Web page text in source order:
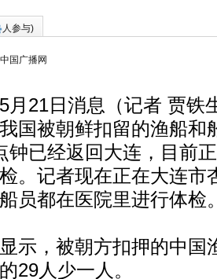
人参与)
中国广播网
21日消息（记者 贾铁
国被朝鲜扣留的渔船和
钟已经返回大连，目前
。记者现在正在大连市
员都在医院里进行体检
，被朝方扣押的中国
29人少一人。